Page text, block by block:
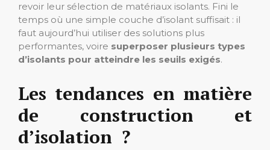
revoir leur sélection de matériaux isolants. Fini le
temps où une simple couche d’isolant suffisait : il
faut aujourd’hui utiliser des solutions plus
performantes, voire superposer plusieurs types
d’isolants pour atteindre les seuils exigés.
Les tendances en matière
de construction et
d’isolation ?